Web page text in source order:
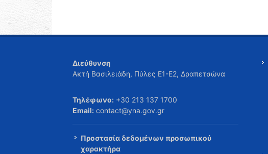
Διεύθυνση
Ακτή Βασιλειάδη, Πύλες Ε1-Ε2, Δραπετσώνα
Τηλέφωνο: +30 213 137 1700
Email: contact@yna.gov.gr
Προστασία δεδομένων προσωπικού
χαρακτήρα